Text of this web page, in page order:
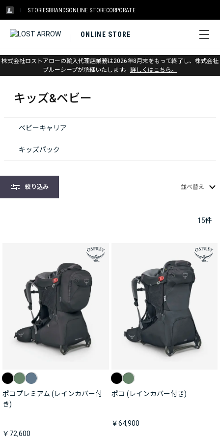
STORIESBRANDSONLINE STORECORPORATE
ONLINE STORE
株式会社ロストアローの輸入代理店業務は2026年8月末をもって終了し、株式会社
ブルーシープが承継いたします。 詳しくはこちら。
ホーム > オスプレー > キッズ&ベビー
キッズ&ベビー
絞り込み 並べ替え
15件
ポコプレミアム (レインカバー付
き)
￥72,600
ポコ (レインカバー付き)
￥64,900
ベビーキャリア
キッズパック